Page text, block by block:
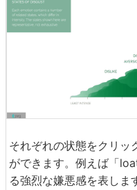
それぞれの状態をクリッ
ができます。例えば「
る強烈な嫌悪感を表しま